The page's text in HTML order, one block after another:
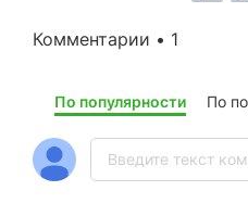
Комментарии • 1
По популярности По